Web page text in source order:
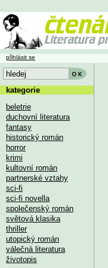
přihlásit se
kategorie
beletrie
duchovní literatura
fantasy
historický román
horror
krimi
kultovní román
partnerské vztahy
sci-fi
sci-fi novella
společenský román
světová klasika
thriller
utopický román
válečná literatura
životopis